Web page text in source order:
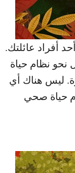
أفراد عائلتك.
نحو نظام حياة
ليس هناك أي
حياة صحي